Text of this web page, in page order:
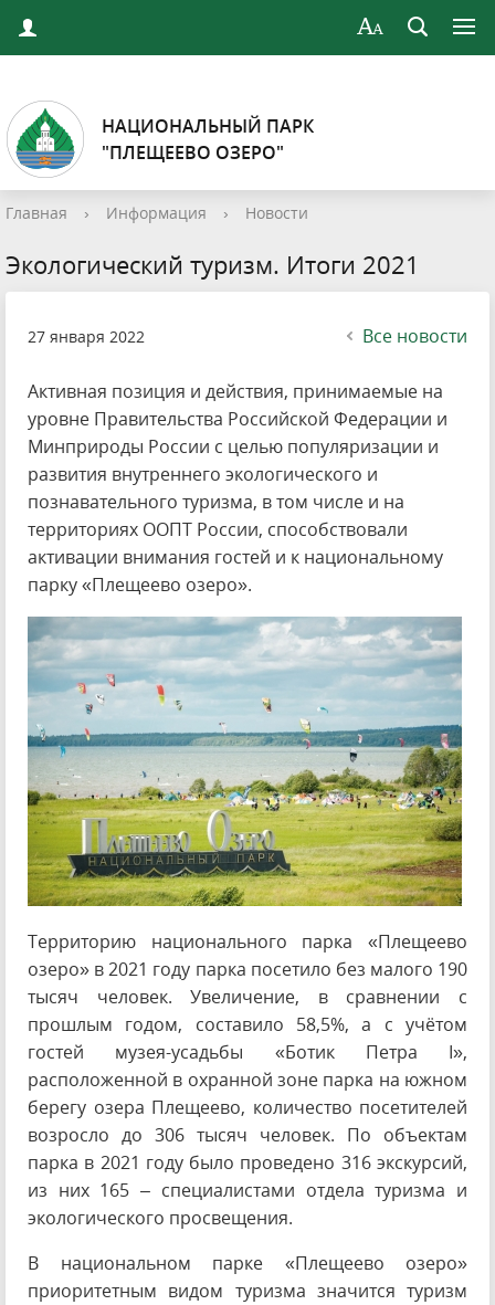
НАЦИОНАЛЬНЫЙ ПАРК
"ПЛЕЩЕЕВО ОЗЕРО"
Главная › Информация › Новости
Экологический туризм. Итоги 2021
27 января 2022 Все новости
Активная позиция и действия, принимаемые на
уровне Правительства Российской Федерации и
Минприроды России с целью популяризации и
развития внутреннего экологического и
познавательного туризма, в том числе и на
территориях ООПТ России, способствовали
активации внимания гостей и к национальному
парку «Плещеево озеро».
Территорию национального парка «Плещеево
озеро» в 2021 году парка посетило без малого 190
тысяч человек. Увеличение, в сравнении с
прошлым годом, составило 58,5%, а с учётом
гостей музея-усадьбы «Ботик Петра I»,
расположенной в охранной зоне парка на южном
берегу озера Плещеево, количество посетителей
возросло до 306 тысяч человек. По объектам
парка в 2021 году было проведено 316 экскурсий,
из них 165 – специалистами отдела туризма и
экологического просвещения.
В национальном парке «Плещеево озеро»
приоритетным видом туризма значится туризм